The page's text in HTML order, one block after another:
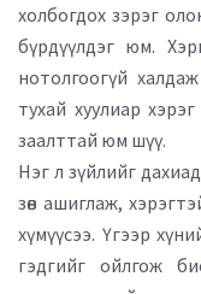
холбогдох зэрэг
бүрдүүлдэг юм.
нотолгоогүй
тухай хуулиар
заалттай юм шүү.
Нэг л зүйлийг
зөв ашиглаж,
хүмүүсээ. Үгээр
гэдгийг ойлгож